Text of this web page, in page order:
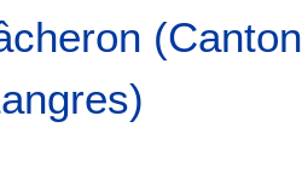
(Canton